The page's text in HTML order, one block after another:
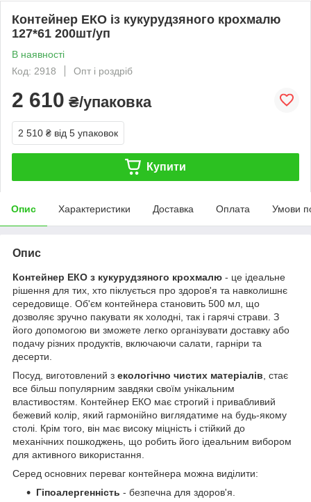
Контейнер ЕКО із кукурудзяного крохмалю
127*61 200шт/уп
В наявності
Код: 2918
Опт і роздріб
2 610 ₴/упаковка
2 510 ₴ від 5 упаковок
Купити
Опис Характеристики Доставка Оплата Умови
Опис
Контейнер ЕКО з кукурудзяного крохмалю - це ідеальне
рішення для тих, хто піклується про здоров'я та навколишнє
середовище. Об'єм контейнера становить 500 мл, що
дозволяє зручно пакувати як холодні, так і гарячі страви. З
його допомогою ви зможете легко організувати доставку або
подачу різних продуктів, включаючи салати, гарніри та
десерти.
Посуд, виготовлений з екологічно чистих матеріалів , стає
все більш популярним завдяки своїм унікальним
властивостям. Контейнер ЕКО має строгий і привабливий
бежевий колір, який гармонійно виглядатиме на будь-якому
столі. Крім того, він має високу міцність і стійкий до
механічних пошкоджень, що робить його ідеальним вибором
для активного використання.
Серед основних переваг контейнера можна виділити:
Гіпоалергенність - безпечна для здоров'я.